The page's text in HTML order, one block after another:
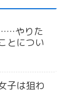
やりた
とについ
子は狙わ